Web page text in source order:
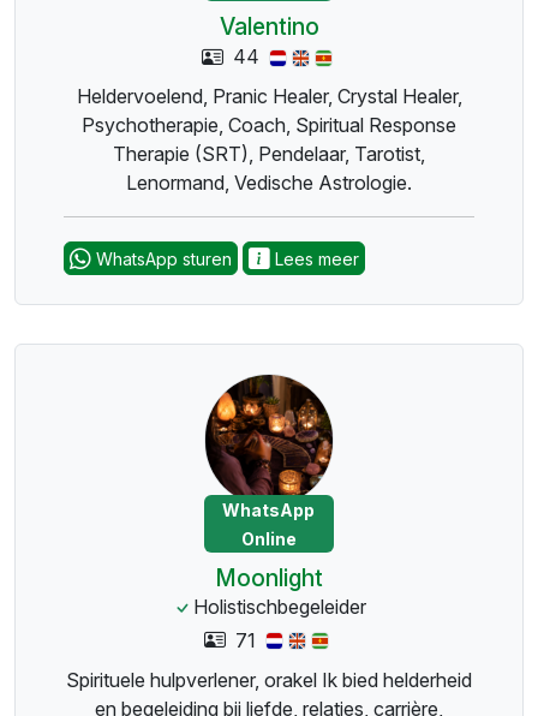
Valentino
44
Heldervoelend, Pranic Healer, Crystal Healer,
Psychotherapie, Coach, Spiritual Response
Therapie (SRT), Pendelaar, Tarotist,
Lenormand, Vedische Astrologie.
WhatsApp sturen Lees meer
WhatsApp
Online
Moonlight
Holistischbegeleider
71
Spirituele hulpverlener, orakel Ik bied helderheid
en begeleiding bij liefde, relaties, carrière,